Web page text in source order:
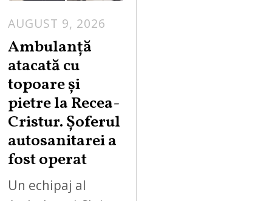
AUGUST 9, 2026
Ambulanță
atacată cu
topoare și
pietre la Recea-
Cristur. Șoferul
autosanitarei a
fost operat
Un echipaj al